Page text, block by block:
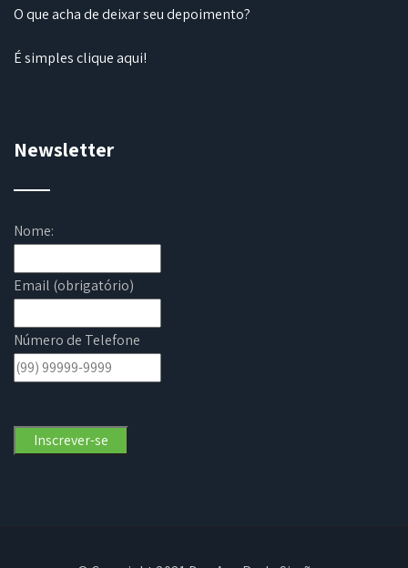
O que acha de deixar seu depoimento?
É simplesclique aqui!
Newsletter
Nome:
Email (obrigatório)
Número de Telefone